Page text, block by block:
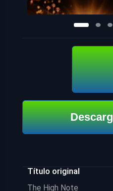
Título original
The High Note